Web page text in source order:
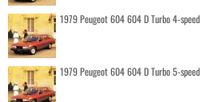
1979 Peugeot 604 604 D Turbo 4-speed
1979 Peugeot 604 604 D Turbo 5-speed